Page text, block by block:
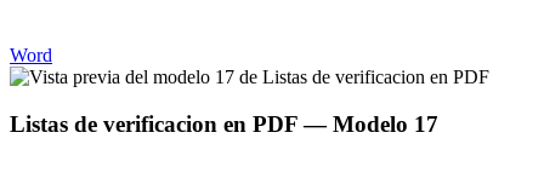
Word
Listas de verificacion en PDF— Modelo 17